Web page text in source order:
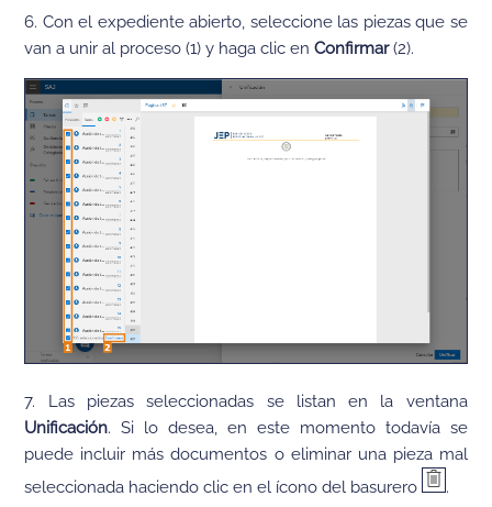
6. Con el expediente abierto, seleccione las piezas que se
van a unir al proceso (1) y haga clic enConfirmar(2).
7. Las piezas seleccionadas se listan en la ventana
Unificación. Si lo desea, en este momento todavía se
puede incluir más documentos o eliminar una pieza mal
seleccionada haciendo clic en el ícono del basurero
.